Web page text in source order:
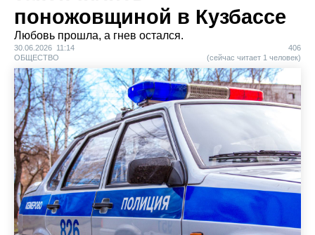
поножовщиной в Кузбассе
Любовь прошла, а гнев остался.
30.06.2026 11:14
ОБЩЕСТВО
406
(сейчас читает 1 человек)